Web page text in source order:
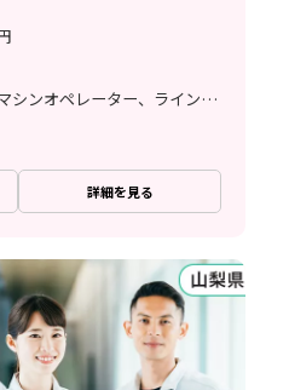
組立・組付け、加工、マシンオペレーター、ライン作業、鋳造・鍛造、溶接、塗装
詳細を見る